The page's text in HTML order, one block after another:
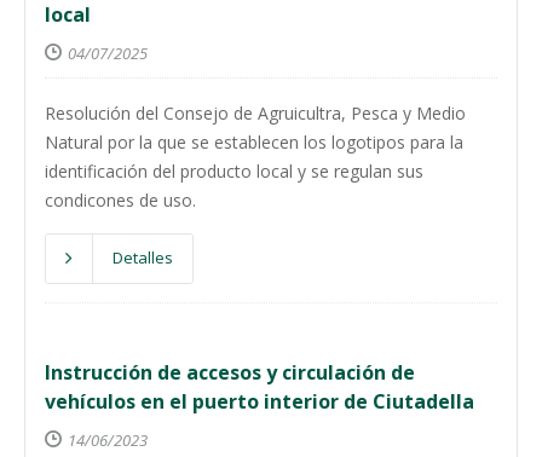
local
04/07/2025
Resolución del Consejo de Agruicultra, Pesca y Medio
Natural por la que se establecen los logotipos para la
identificación del producto local y se regulan sus
condicones de uso.
Detalles
Instrucción de accesos y circulación de
vehículos en el puerto interior de Ciutadella
14/06/2023